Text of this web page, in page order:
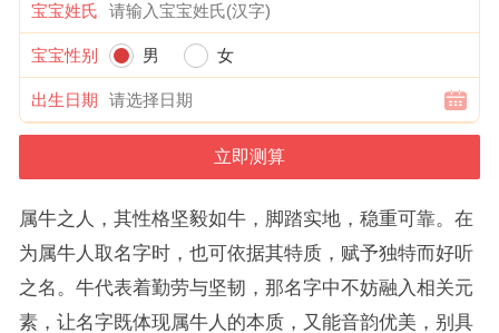
宝宝姓氏
宝宝性别 男 女
出生日期
属牛之人，其性格坚毅如牛，脚踏实地，稳重可靠。在
为属牛人取名字时，也可依据其特质，赋予独特而好听
之名。牛代表着勤劳与坚韧，那名字中不妨融入相关元
素，让名字既体现属牛人的本质，又能音韵优美，别具